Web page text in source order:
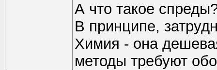
А что такое
В принципе,
Химия - она
методы требуют